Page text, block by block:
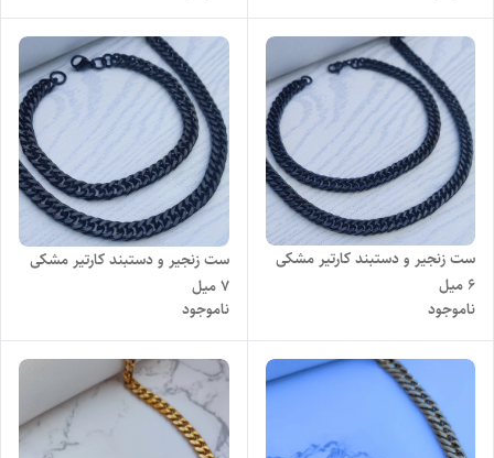
ست زنجیر و دستبند کارتیر مشکی
۶ میل
ناموجود
ست زنجیر و دستبند کارتیر مشکی
۷ میل
ناموجود